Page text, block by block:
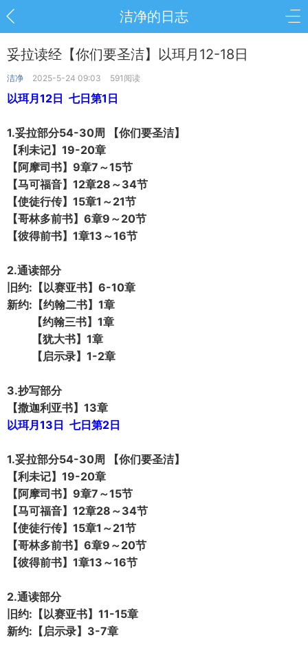
洁净的日志
妥拉读经【你们要圣洁】以珥月12-18日
洁净 2025-5-24 09:03 591阅读
以珥月12日 七日第1日
1.妥拉部分54-30周 【你们要圣洁】
【利未记】19-20章
【阿摩司书】9章7～15节
【马可福音】12章28～34节
【使徒行传】15章1～21节
【哥林多前书】6章9～20节
【彼得前书】1章13～16节
2.通读部分
旧约:【以赛亚书】6-10章
新约:【约翰二书】1章
【约翰三书】1章
【犹大书】1章
【启示录】1-2章
3.抄写部分
【撒迦利亚书】13章
以珥月13日 七日第2日
1.妥拉部分54-30周 【你们要圣洁】
【利未记】19-20章
【阿摩司书】9章7～15节
【马可福音】12章28～34节
【使徒行传】15章1～21节
【哥林多前书】6章9～20节
【彼得前书】1章13～16节
2.通读部分
旧约:【以赛亚书】11-15章
新约:【启示录】3-7章